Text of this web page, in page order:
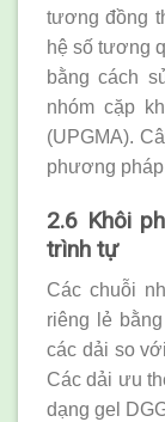
tương đồng
hệ số tương
bằng cách
nhóm cặp
(UPGMA).
phương
2.6 Khôi
trình tự
Các chuỗi
riêng lẻ
các dải so
Các dải ưu
dạng gel